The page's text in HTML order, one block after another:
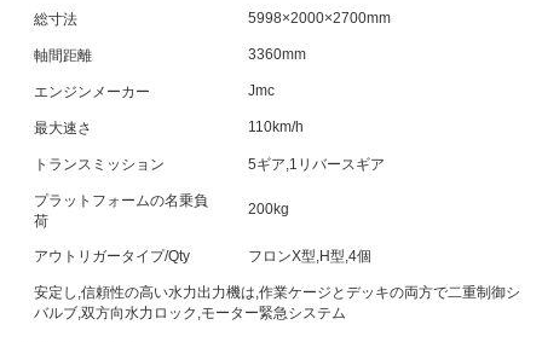
総寸法 5998×2000×2700mm
軸間距離 3360mm
エンジンメーカー Jmc
最大速さ 110km/h
トランスミッション 5ギア,1リバースギア
プラットフォームの名乗負
荷
200kg
アウトリガータイプ/Qty フロンX型,H型,4個
安定し,信頼性の高い水力出力機は,作業ケージとデッキの両方で二重制御シ
バルブ,双方向水力ロック,モーター緊急システム